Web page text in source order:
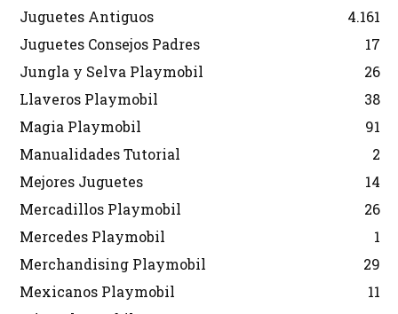
Juguetes Antiguos
4.161
Juguetes Consejos Padres
17
Jungla y Selva Playmobil
26
Llaveros Playmobil
38
Magia Playmobil
91
Manualidades Tutorial
2
Mejores Juguetes
14
Mercadillos Playmobil
26
Mercedes Playmobil
1
Merchandising Playmobil
29
Mexicanos Playmobil
11